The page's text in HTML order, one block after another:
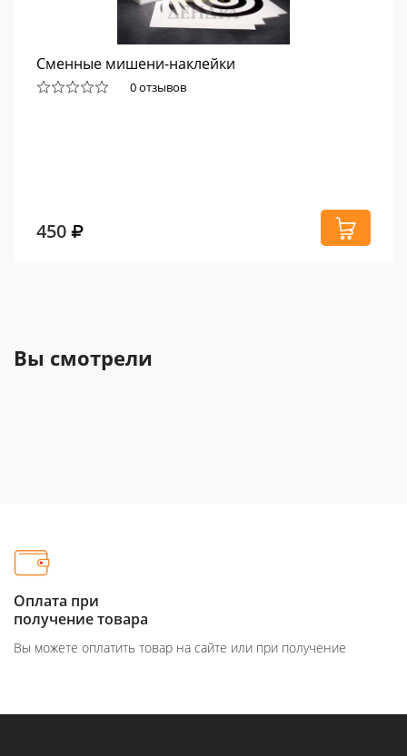
Сменные мишени-наклейки
0 отзывов
450
Вы смотрели
Оплата при
получение товара
Вы можете оплатить товар на сайте или при получение